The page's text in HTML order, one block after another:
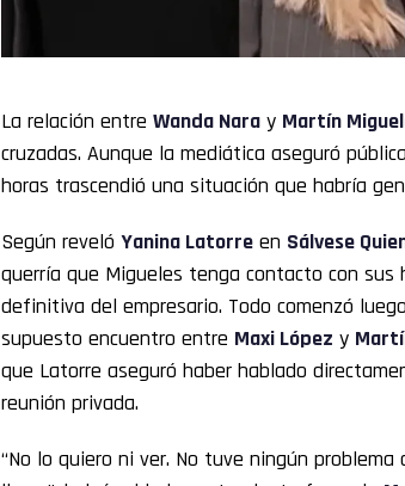
La relación entre Wanda Nara y Martín
cruzadas. Aunque la mediática aseguró
horas trascendió una situación que habría
Según reveló Yanina Latorre en Sálvese
querría que Migueles tenga contacto con
definitiva del empresario. Todo comenzó
supuesto encuentro entre Maxi López y
que Latorre aseguró haber hablado
reunión privada.
“No lo quiero ni ver. No tuve ningún